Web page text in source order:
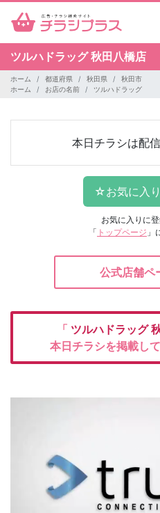
ツルハドラッグ秋田八橋店
ホーム 都道府県 秋田県
秋田市
ホーム
お店の名前 ツルハドラッグ
本日チラシは配
お気に入りに
「 トップページ 」
公式店舗ペ
「 ツルハドラッグ
本日チラシを掲載し